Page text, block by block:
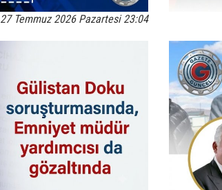
27 Temmuz 2026 Pazartesi 23:04